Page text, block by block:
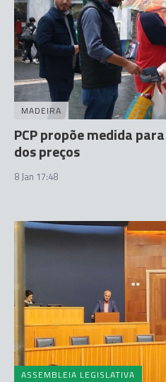
MADEIRA
PCP propõe medida
dos preços
8 Jan 17:48
ASSEMBLEIA LEGISLATIVA